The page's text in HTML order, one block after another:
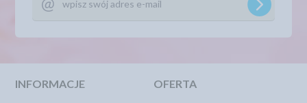
INFORMACJE OFERTA